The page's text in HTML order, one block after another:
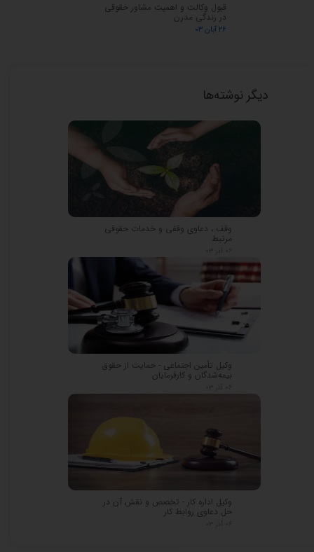
قبول وکالت و اهمیت مشاور حقوقی
در زندگی مدرن
۲۶ آبان ۰۳
دیگر نوشته‌ها
وقف ، دعاوی وقفی و خدمات حقوقی
مرتبط
وکیل تأمین اجتماعی - حمایت از حقوق
بیمه‌شدگان و کارفرمایان
وکیل اداره کار - تخصص و نقش آن در
حل دعاوی روابط کار